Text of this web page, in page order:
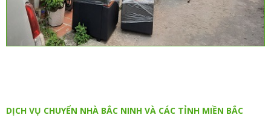
DỊCH VỤ CHUYỂN NHÀ BẮC NINH VÀ CÁC TỈNH MIỀN BẮC